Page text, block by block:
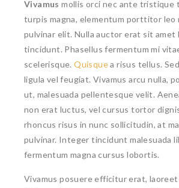
Vivamus mollis orci nec ante tristique
turpis magna, elementum porttitor leo
pulvinar elit. Nulla auctor erat sit amet
tincidunt. Phasellus fermentum mi
scelerisque.Quisquea risus tellus.
ligula vel feugiat. Vivamus arcu nulla,
ut, malesuada pellentesque velit.
non erat luctus, vel cursus tortor
rhoncus risus in nunc sollicitudin, at
pulvinar. Integer tincidunt malesuada
fermentum magna cursus lobortis.
Vivamus posuere efficitur erat,